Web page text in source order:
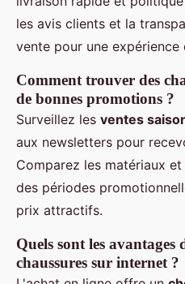
les avis clients et la
vente pour une expérience
Comment trouver des
de bonnes promotions ?
Surveillez les ventes
aux newsletters pour
Comparez les matériaux
des périodes
prix attractifs.
Quels sont les avantages
chaussures sur internet ?